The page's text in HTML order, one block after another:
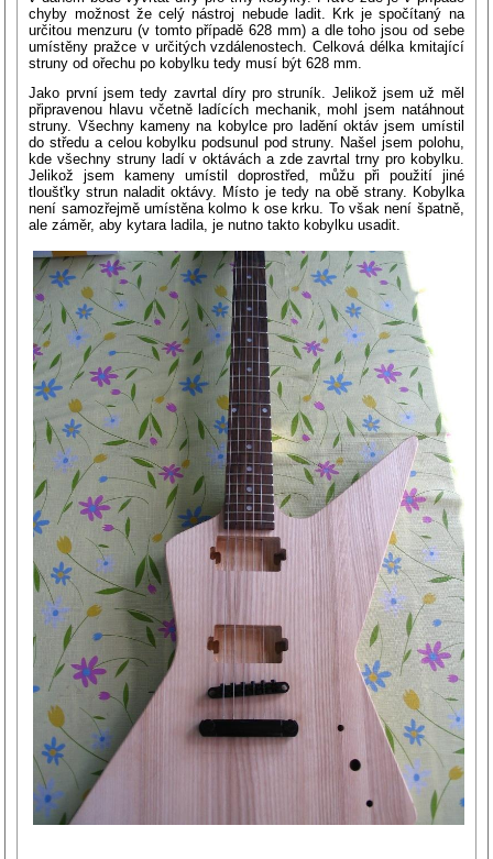
chyby možnost že celý nástroj nebude ladit. Krk je spočítaný na
určitou menzuru (v tomto případě 628 mm) a dle toho jsou od sebe
umístěny pražce v určitých vzdálenostech. Celková délka kmitající
struny od ořechu po kobylku tedy musí být 628 mm.
Jako první jsem tedy zavrtal díry pro struník. Jelikož jsem už měl
připravenou hlavu včetně ladících mechanik, mohl jsem natáhnout
struny. Všechny kameny na kobylce pro ladění oktáv jsem umístil
do středu a celou kobylku podsunul pod struny. Našel jsem polohu,
kde všechny struny ladí v oktávách a zde zavrtal trny pro kobylku.
Jelikož jsem kameny umístil doprostřed, můžu při použití jiné
tloušťky strun naladit oktávy. Místo je tedy na obě strany. Kobylka
není samozřejmě umístěna kolmo k ose krku. To však není špatně,
ale záměr, aby kytara ladila, je nutno takto kobylku usadit.